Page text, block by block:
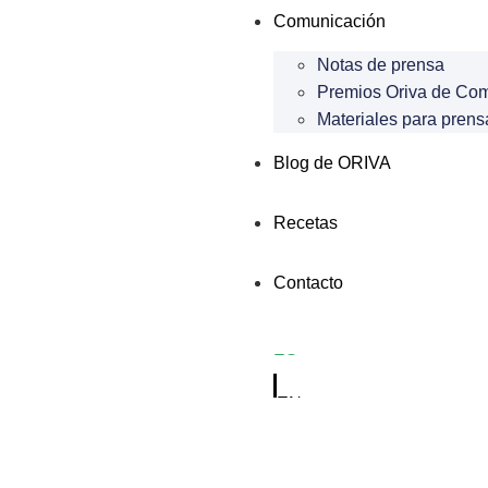
Comunicación
Notas de prensa
Premios Oriva de
Materiales para
Blog de ORIVA
Recetas
Contacto
ES
EN